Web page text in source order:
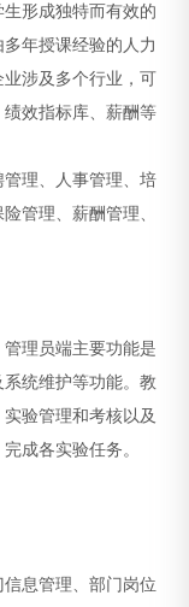
形成独特而有效的
年授课经验的人力
涉及多个行业，可
效指标库、薪酬等
理、人事管理、培
管理、薪酬管理、
理员端主要功能是
统维护等功能。教
验管理和考核以及
成各实验任务。
息管理、部门岗位